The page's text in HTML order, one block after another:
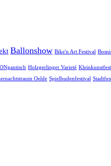
Ballonshow Bike'n Art Festival
Holzgerlinger Varieté Kleinkunstfest
Oelde Spielbudenfestival